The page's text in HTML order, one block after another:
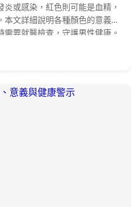
或感染，紅色則可能是血精，
文詳細說明各種顏色的意義、
要就醫檢查，守護男性健康。